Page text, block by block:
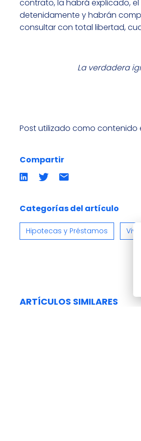
contrato, la habrá explicado,
detenidamente y habrán
consultar con total libertad,
La verdadera
Post utilizado como contenido
Compartir
Compartir
en
Compartir
en
Compartir
por
email
Categorías del artículo
Hipotecas y Préstamos
ARTÍCULOS SIMILARES